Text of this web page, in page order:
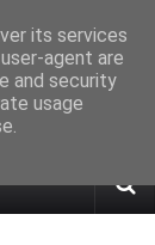
καιρού από το
its services
agent are
and security
usage